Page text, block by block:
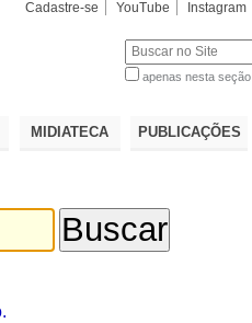
Cadastre-se YouTube Instagram
apenas nesta seção
MIDIATECA PUBLICAÇÕES